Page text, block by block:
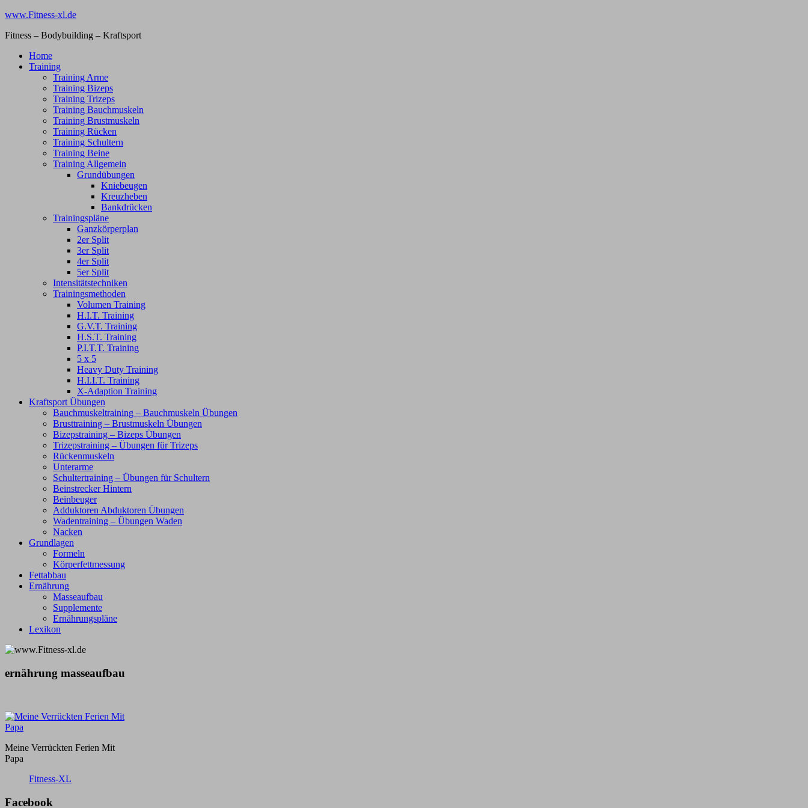
Zum
springen
www.Fitness-xl.de
Fitness – Bodybuilding – Kraftsport
Home
Training
Training Arme
Training Bizeps
Training Trizeps
Training Bauchmuskeln
Training Brustmuskeln
Training Rücken
Training Schultern
Training Beine
Training Allgemein
Grundübungen
Kniebeugen
Kreuzheben
Bankdrücken
Trainingspläne
Ganzkörperplan
2er Split
3er Split
4er Split
5er Split
Intensitätstechniken
Trainingsmethoden
Volumen Training
H.I.T. Training
G.V.T. Training
H.S.T. Training
P.I.T.T. Training
5 x 5
Heavy Duty Training
H.I.I.T. Training
X-Adaption Training
Kraftsport Übungen
Bauchmuskeltraining – Bauchmuskeln Übungen
Brusttraining – Brustmuskeln Übungen
Bizepstraining – Bizeps Übungen
Trizepstraining – Übungen für Trizeps
Rückenmuskeln
Unterarme
Schultertraining – Übungen für Schultern
Beinstrecker Hintern
Beinbeuger
Adduktoren Abduktoren Übungen
Wadentraining – Übungen Waden
Nacken
Grundlagen
Formeln
Körperfettmessung
Fettabbau
Ernährung
Masseaufbau
Supplemente
Ernährungspläne
Lexikon
ernährung masseaufbau
Meine Verrückten Ferien Mit
Papa
Fitness-XL
Facebook